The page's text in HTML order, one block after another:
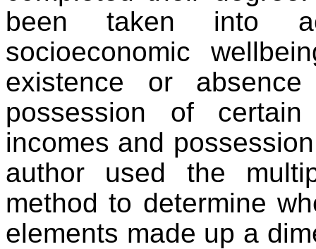
been taken into
socioeconomic
existence or
possession of
incomes and
author used the
method to determine
elements made up a